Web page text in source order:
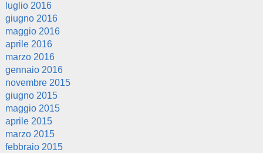
luglio 2016
giugno 2016
maggio 2016
aprile 2016
marzo 2016
gennaio 2016
novembre 2015
giugno 2015
maggio 2015
aprile 2015
marzo 2015
febbraio 2015